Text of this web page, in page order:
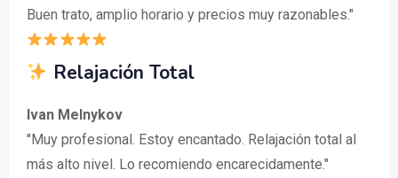
Buen trato, amplio horario y precios muy razonables."
Relajación Total
Ivan Melnykov
"Muy profesional. Estoy encantado. Relajación total al
más alto nivel. Lo recomiendo encarecidamente."